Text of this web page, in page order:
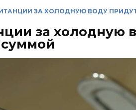
ЗА ХОЛОДНУЮ ВОДУ
за холодную